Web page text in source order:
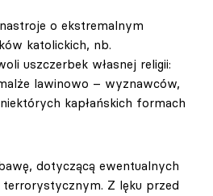
o ekstremalnym
katolickich, nb.
uszczerbek własnej religii:
lawinowo – wyznawców,
kapłańskich formach
dotyczącą ewentualnych
Z lęku przed